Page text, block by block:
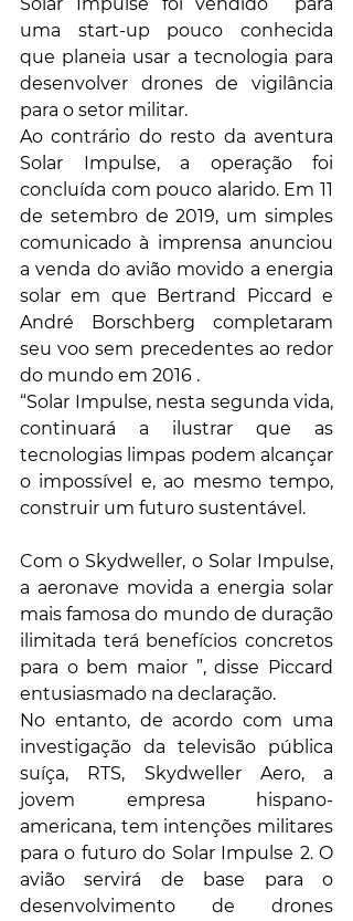
uma start-up pouco conhecida
que planeia usar a tecnologia para
desenvolver drones de vigilância
para o setor militar.
Ao contrário do resto da aventura
Solar Impulse, a operação foi
concluída com pouco alarido. Em 11
de setembro de 2019, um simples
comunicado à imprensa anunciou
a venda do avião movido a energia
solar em que Bertrand Piccard e
André Borschberg completaram
seu voo sem precedentes ao redor
do mundo em 2016 .
“Solar Impulse, nesta segunda vida,
continuará a ilustrar que as
tecnologias limpas podem alcançar
o impossível e, ao mesmo tempo,
construir um futuro sustentável.
Com o Skydweller, o Solar Impulse,
a aeronave movida a energia solar
mais famosa do mundo de duração
ilimitada terá benefícios concretos
para o bem maior ”, disse Piccard
entusiasmado na declaração.
No entanto, de acordo com uma
investigação da televisão pública
suíça, RTS, Skydweller Aero, a
jovem empresa hispano-
americana, tem intenções militares
para o futuro do Solar Impulse 2. O
avião servirá de base para o
desenvolvimento de drones